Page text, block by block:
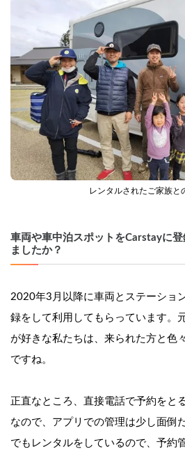
レンタルされたご家族と
車両や車中泊スポットをCarstayに
ましたか？
2020年3月以降に車両とステーショ
録をして利用してもらっています。
が好きな私たちは、来られた方と色
ですね。
正直なところ、直接電話で予約をと
なので、アプリでの管理は少し面倒
でもレンタルをしているので、予約